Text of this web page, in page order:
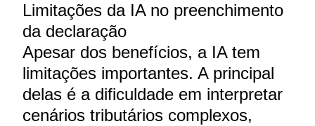
Limitações da IA no preenchimento
da declaração
Apesar dos benefícios, a IA tem
limitações importantes. A principal
delas é a dificuldade em interpretar
cenários tributários complexos,